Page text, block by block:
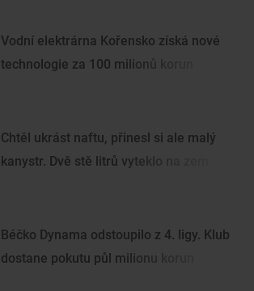
Vodní elektrárna Kořensko získá nové
technologie za 100 milionů korun
Chtěl ukrást naftu, přinesl si ale malý
kanystr. Dvě stě litrů vyteklo na zem
Béčko Dynama odstoupilo z 4. ligy. Klub
dostane pokutu půl milionu korun